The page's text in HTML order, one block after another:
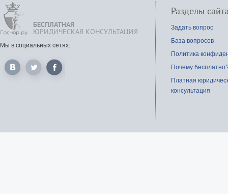
БЕСПЛАТНАЯ
ЮРИДИЧЕСКАЯ КОНСУЛЬТАЦИЯ
Мы в социальных сетях:
Разделы
Задать вопрос
База вопросов
Политика
Почему
Платная
консультация